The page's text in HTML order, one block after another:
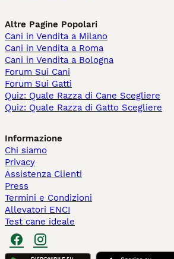
Altre Pagine Popolari
Cani in Vendita a Milano
Cani in Vendita a Roma
Cani in Vendita a Bologna
Forum Sui Cani
Forum Sui Gatti
Quiz: Quale Razza di Cane Scegliere
Quiz: Quale Razza di Gatto Scegliere
Informazione
Chi siamo
Privacy
Assistenza Clienti
Press
Termini e Condizioni
Allevatori ENCI
Test cane ideale